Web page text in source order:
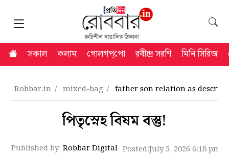
সকাল কলাম গোলগপ্‌পো রবীন্দ্র সরণি মিনি সিরিজ
Robbar.in mixed-bag father son relation as
পিতৃস্নেহ বিষম বস্তু!
Published by:Robbar Digital Posted:July 5, 2026 6:18 pm